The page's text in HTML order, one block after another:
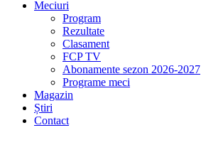
Meciuri
Program
Rezultate
Clasament
FCP TV
Abonamente sezon 2026-2027
Programe meci
Magazin
Știri
Contact